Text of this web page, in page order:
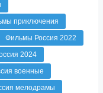
приключения
Фильмы Россия 2022
2024
военные
мелодрамы